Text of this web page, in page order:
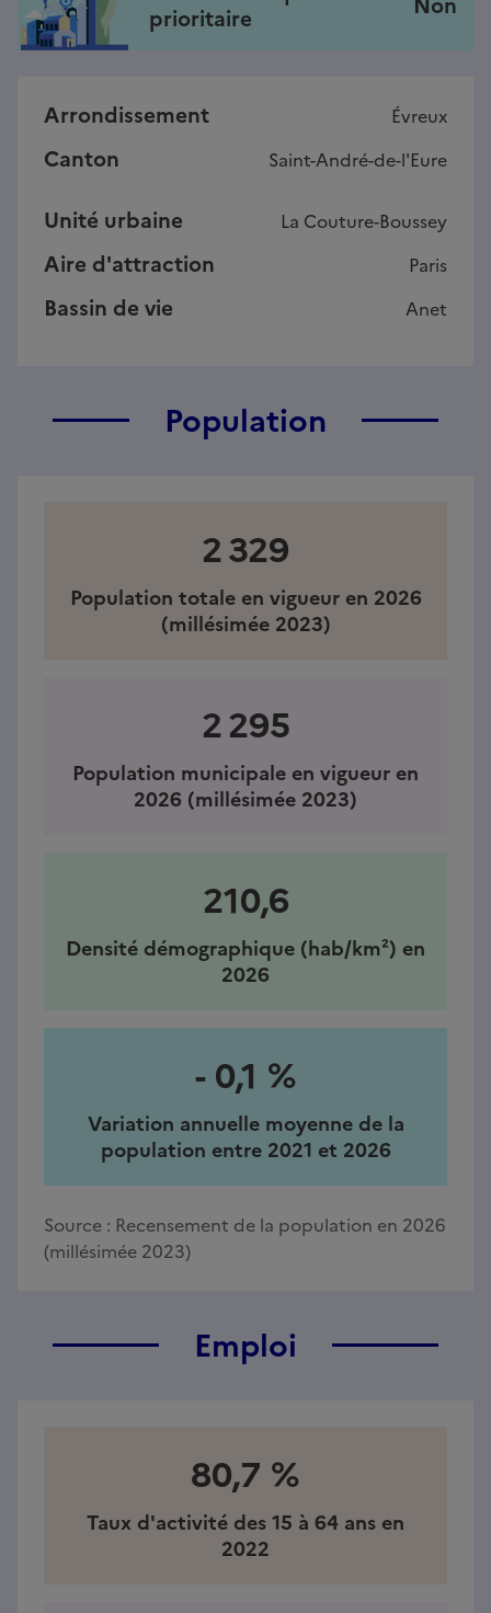
prioritaire
Arrondissement Évreux
Canton Saint-André-de-l'Eure
Unité urbaine La Couture-Boussey
Aire d'attraction Paris
Bassin de vie Anet
Population
2 329
Population totale en vigueur en 2026
(millésimée 2023)
2 295
Population municipale en vigueur en
2026 (millésimée 2023)
210,6
Densité démographique (hab/km²) en
2026
- 0,1 %
Variation annuelle moyenne de la
population entre 2021 et 2026
Source : Recensement de la population en 2026
(millésimée 2023)
Emploi
80,7 %
Taux d'activité des 15 à 64 ans en
2022